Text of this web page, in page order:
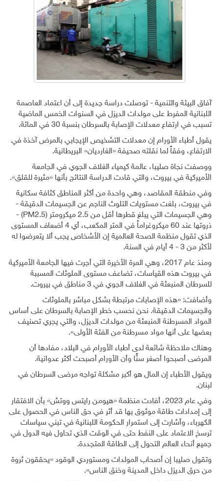
آفاق البيئة والتنمية - توصلت دراسة جديدة إلى أن اعتماد العاصمة
اللبنانية المفرط على مولدات الديزل في السنوات الخمس الماضية
تسبب في ارتفاع معدلات الإصابة بالسرطان بنسبة 30 في المائة.
يقول أطباء الأورام إن معدلات التشخيص الإيجابي بالمرض آخذة في
الارتفاع، وفقاً لما نقلته صحيفة «الغارديان» البريطانية.
ووصفت نجاة صليبا، عالمة كيمياء الغلاف الجوي في الجامعة
الأميركية في بيروت، والتي قادت الدراسة النتائج بأنها «مثيرة للقلق».
وفي منطقة المقاصد، وهي واحدة من أكثر المناطق كثافة سكانية
في بيروت، بلغت مستويات التلوث الناجم عن الجسيمات الدقيقة -
وهي الجسيمات التي يبلغ قطرها أقل من 2.5 ميكرومتر (PM2.5) -
ذروتها عند 60 ميكروغراماً في المتر المكعب، أي 4 أضعاف المستوى
الذي تقول منظمة الصحة العالمية إن الأشخاص يجب ألا يتعرضوا له
لأكثر من 3 - 4 أيام في السنة.
ومنذ عام 2017، وهي المرة الأخيرة التي أجرت فيها الجامعة الأميركية
في بيروت هذه القياسات، تضاعف مستوى الملوثات المسببة
للسرطان المنبعثة في الغلاف الجوي في 3 مناطق في بيروت.
وأضافت: «هذه الإصابات مرتبطة بشكل مباشر بالملوثات
والجسيمات الدقيقة. نحن نحسب خطر الإصابة بالسرطان على أساس
المواد المسرطنة المنبعثة من مولدات الديزل، والتي يجري تصنيف
بعضها على أنها مواد مسرطنة من الفئة الأولى».
وهناك ملاحظة شائعة لدى أطباء الأورام في البلاد، مفادها أن
المرضى أصبحوا أصغر سنًّا وأن الأورام أصبحت أكثر عدوانية.
ويقول الأطباء إن المال هو أكبر مشكلة تواجه مرضى السرطان في
لبنان.
وفي عام 2023، أفادت منظمة «هيومن رايتس ووتش» بأن الافتقار
إلى إمدادات طاقة موثوق بها قد أثر في حق الناس في الحصول على
الكهرباء، وأشارت إلى استمرار الحكومة اللبنانية في تبني سياسات
ترسخ الاعتماد على النفط حتى في الوقت الذي تحاول فيه الدول في
جميع أنحاء العالم التحول إلى الطاقة المتجددة.
وتقول صليبا إن أصحاب المولدات ومستوردي الوقود «يحققون ثروة
من حرق الديزل داخل المدينة وخنق الناس».